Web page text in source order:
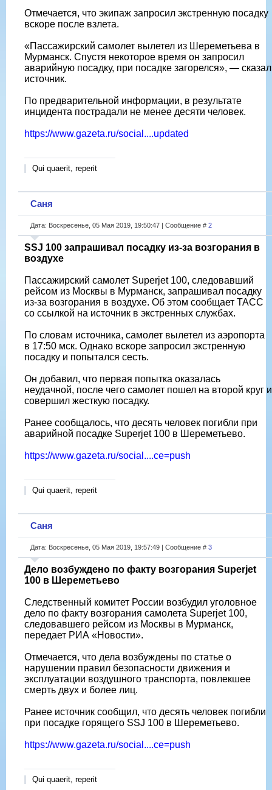
Отмечается, что экипаж запросил экстренную посадку
вскоре после взлета.
«Пассажирский самолет вылетел из Шереметьева в
Мурманск. Спустя некоторое время он запросил
аварийную посадку, при посадке загорелся», — сказал
источник.
По предварительной информации, в результате
инцидента пострадали не менее десяти человек.
https://www.gazeta.ru/social....updated
Qui quaerit, reperit
Саня
Дата: Воскресенье, 05 Мая 2019, 19:50:47 | Сообщение # 2
SSJ 100 запрашивал посадку из-за возгорания в
воздухе
Пассажирский самолет Superjet 100, следовавший
рейсом из Москвы в Мурманск, запрашивал посадку
из-за возгорания в воздухе. Об этом сообщает ТАСС
со ссылкой на источник в экстренных службах.
По словам источника, самолет вылетел из аэропорта
в 17:50 мск. Однако вскоре запросил экстренную
посадку и попытался сесть.
Он добавил, что первая попытка оказалась
неудачной, после чего самолет пошел на второй круг и
совершил жесткую посадку.
Ранее сообщалось, что десять человек погибли при
аварийной посадке Superjet 100 в Шереметьево.
https://www.gazeta.ru/social....ce=push
Qui quaerit, reperit
Саня
Дата: Воскресенье, 05 Мая 2019, 19:57:49 | Сообщение # 3
Дело возбуждено по факту возгорания Superjet
100 в Шереметьево
Следственный комитет России возбудил уголовное
дело по факту возгорания самолета Superjet 100,
следовавшего рейсом из Москвы в Мурманск,
передает РИА «Новости».
Отмечается, что дела возбуждены по статье о
нарушении правил безопасности движения и
эксплуатации воздушного транспорта, повлекшее
смерть двух и более лиц.
Ранее источник сообщил, что десять человек погибли
при посадке горящего SSJ 100 в Шереметьево.
https://www.gazeta.ru/social....ce=push
Qui quaerit, reperit